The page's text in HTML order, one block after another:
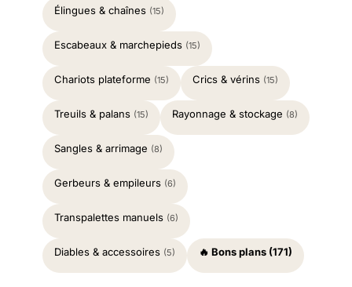
Élingues & chaînes (15)
Escabeaux & marchepieds (15)
Chariots plateforme (15) Crics & vérins (15)
Treuils & palans (15) Rayonnage & stockage (8)
Sangles & arrimage (8)
Gerbeurs & empileurs (6)
Transpalettes manuels (6)
Diables & accessoires (5) 🔥 Bons plans (171)